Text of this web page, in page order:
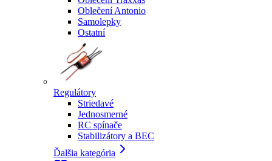
Oblečení Antonio
Samolepky
Ostatní
Regulátory
Striedavé
Jednosmerné
RC spínače
Stabilizátory a BEC
Ďalšia kategória